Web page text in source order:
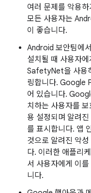
여러 문제를 악용
모든 사용자는
이 좋습니다.
Android 보안팀에
설치될 때 사용자
SafetyNet을 사용
링합니다. Google
어 있습니다.
치하는 사용자를
용 설정되며 알려
를 표시합니다. 앱
것으로 알려진 악
다. 이러한 애플리
서 사용자에게 이
니다.